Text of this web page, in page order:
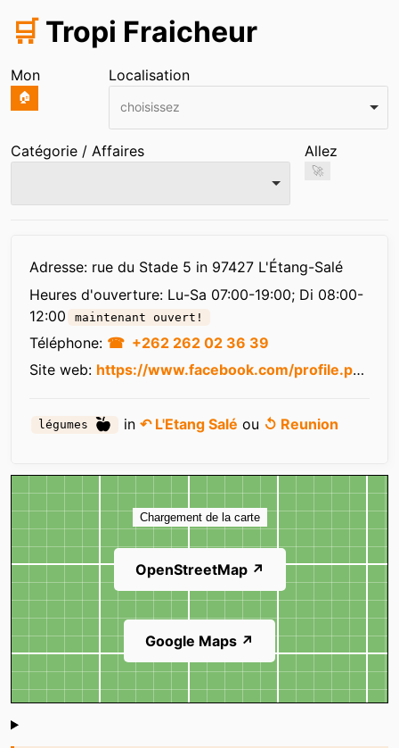
🛒 Tropi Fraicheur
Mon
🏠
Localisation
choisissez
Catégorie / Affaires Allez
🚀
Adresse: rue du Stade 5 in 97427 L'Étang-Salé
Heures d'ouverture: Lu-Sa 07:00-19:00; Di 08:00-
12:00
maintenant ouvert!
Téléphone:
+262 262 02 36 39
Site web: https://www.facebook.com/profile.php?id=61577889747566
légumes in↶ L'Etang Salé ou ↺ Reunion
Carte
Chargement de la carte
OpenStreetMap ↗
Google Maps ↗
Shoutbox